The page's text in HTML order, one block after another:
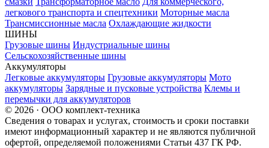
легкового транспорта и спецтехники Моторные масла
Трансмиссионные масла Охлаждающие жидкости
ШИНЫ
Грузовые шины Индустриальные шины
Сельскохозяйственные шины
Аккумуляторы
Легковые аккумуляторы Грузовые аккумуляторы Мото
аккумуляторы Зарядные и пусковые устройства Клемы и
перемычки для аккумуляторов
© 2026 · ООО комплект-техника
Сведения о товарах и услугах, стоимость и сроки поставки
имеют информационный характер и не являются публичной
офертой, определяемой положениями Статьи 437 ГК РФ.